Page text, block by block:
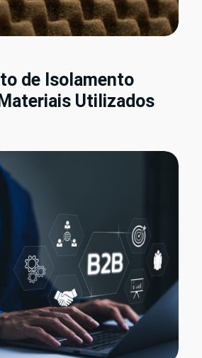
de Isolamento
Utilizados